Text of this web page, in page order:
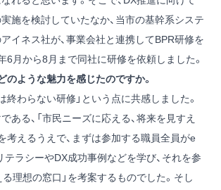
施を検討していたなか、当市の基幹系システ
イネス社が、事業会社と連携してBPR研修を
6月から8月まで同社に研修を依頼しました。
のような魅力を感じたのですか。
終わらない研修」という点に共感しました。
ある、「市民ニーズに応える、将来を見すえ
考えるうえで、まずは参加する職員全員がe
テラシーやDX成功事例などを学び、それを参
る理想の窓口」を考案するものでした。そし